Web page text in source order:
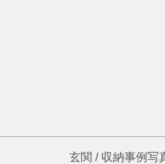
玄関 / 収納事例写